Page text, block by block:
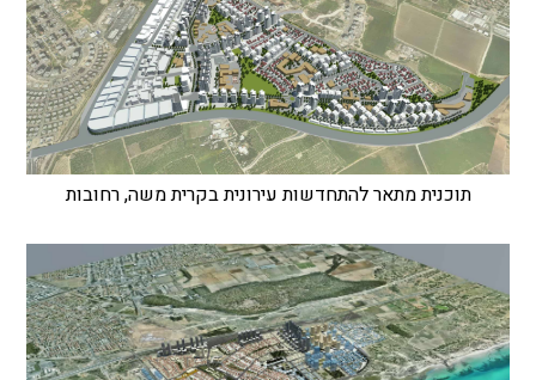
תוכנית מתאר להתחדשות עירונית בקרית משה, רחובות